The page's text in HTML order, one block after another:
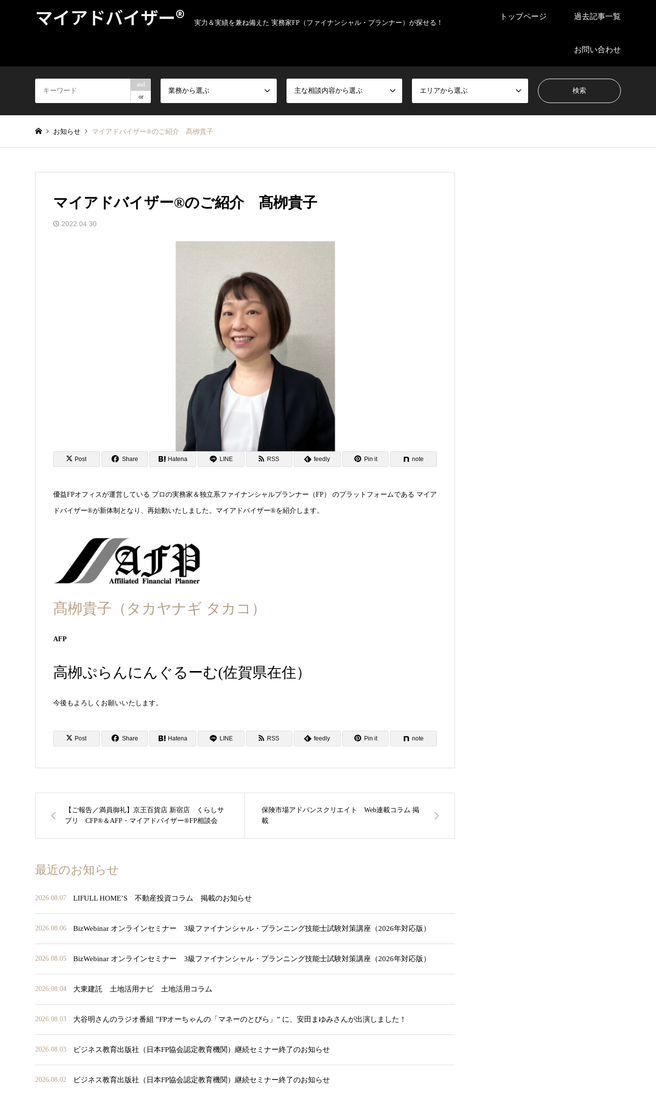
マイアドバイザー® 実力＆実績を兼ね備えた 実務家FP（ファイナンシャル・プランナー）が探せる！
トップページ 過去記事一覧
お問い合わせ
and
or
業務から選ぶ 主な相談内容から選ぶ エリアから選ぶ
お知らせ マイアドバイザー®のご紹介 髙栁貴子
マイアドバイザー®のご紹介 髙栁貴子
2022.04.30
Post Share Hatena LINE RSS feedly Pin it note
優益FPオフィスが運営している プロの実務家＆独立系ファイナンシャルプランナー（FP） のプラットフォームである マイア
ドバイザー®が新体制となり、再始動いたしました。マイアドバイザー®を紹介します。
髙栁貴子（タカヤナギ タカコ）
AFP
高栁ぷらんにんぐるーむ(佐賀県在住）
今後もよろしくお願いいたします。
Post Share Hatena LINE RSS feedly Pin it note
【ご報告／満員御礼】京王百貨店 新宿店 くらしサ
プリ CFP®＆AFP・マイアドバイザー®FP相談会
保険市場アドバンスクリエイト Web連載コラム 掲
載
最近のお知らせ
2026.08.07 LIFULL HOME’S 不動産投資コラム 掲載のお知らせ
2026.08.06 BizWebinar オンラインセミナー 3級ファイナンシャル・プランニング技能士試験対策講座（2026年対応版）
2026.08.05 BizWebinar オンラインセミナー 3級ファイナンシャル・プランニング技能士試験対策講座（2026年対応版）
2026.08.04 大東建託 土地活用ナビ 土地活用コラム
2026.08.03 大谷明さんのラジオ番組 ”FPオーちゃんの「マネーのとびら」” に、安田まゆみさんが出演しました！
2026.08.03 ビジネス教育出版社（日本FP協会認定教育機関）継続セミナー終了のお知らせ
2026.08.02 ビジネス教育出版社（日本FP協会認定教育機関）継続セミナー終了のお知らせ